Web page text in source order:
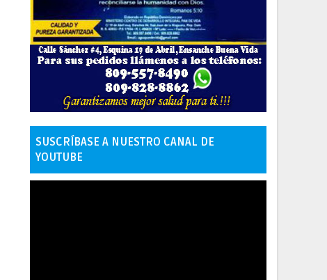
SUSCRÍBASE A NUESTRO CANAL DE
YOUTUBE